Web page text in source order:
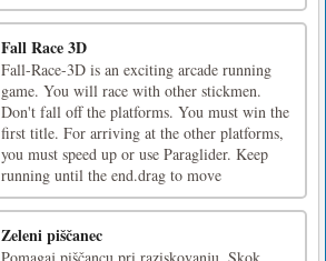
Fall Race 3D
Fall-Race-3D is an exciting arcade running
game. You will race with other stickmen.
Don't fall off the platforms. You must win the
first title. For arriving at the other platforms,
you must speed up or use Paraglider. Keep
running until the end.drag to move
Zeleni piščanec